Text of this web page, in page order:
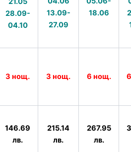
28.09-
04.10
13.09-
27.09
18.06
3 нощ. 3 нощ. 6 нощ.
146.69
лв.
215.14
лв.
267.95
лв.